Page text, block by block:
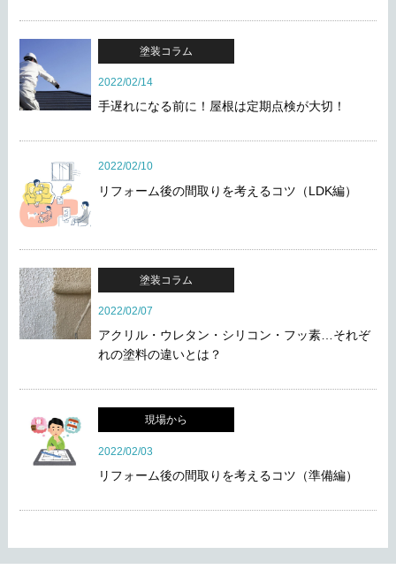
塗装コラム
2022/02/14
手遅れになる前に！屋根は定期点検が大切！
2022/02/10
リフォーム後の間取りを考えるコツ（LDK編）
塗装コラム
2022/02/07
アクリル・ウレタン・シリコン・フッ素…それぞ
れの塗料の違いとは？
現場から
2022/02/03
リフォーム後の間取りを考えるコツ（準備編）